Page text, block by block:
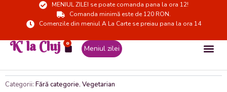
MENIUL ZILEI se poate comanda pana la ora 12!
Comanda minimă este de 120 RON.
Comenzile din meniul A La Carte se preiau pana la ora 14
K' la Cluj 0
Cart Meniul zilei
Categorii: Fără categorie, Vegetarian